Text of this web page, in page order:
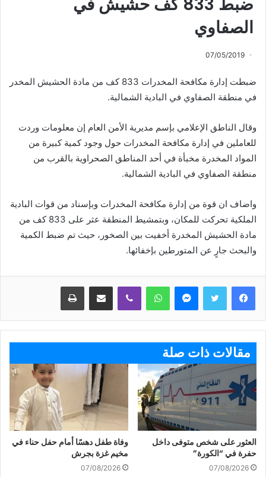
ضبط 833 كف حشيش في
الصفاوي
07/05/2019
ضبطت إدارة مكافحة المخدرات 833 كف من مادة الحشيش المخدر
في منطقة الصفاوي في البادية الشمالية.
وقال الناطق الإعلامي بإسم مديرية الأمن العام إن معلومات وردت
للعاملين في إدارة مكافحة المخدرات حول وجود كمية كبيرة من
المواد المخدرة مخبأة في أحد المناطق الصحراوية بالقرب من
منطقة الصفاوي في البادية الشمالية.
واضاف ان قوة من إدارة مكافحة المخدرات وبإسناد من قوات البادية
الملكية تحركت للمكان، وبتمشيط المنطقة عثر على 833 كف من
مادة الحشيش المخدرة أخفيت بين الصخور، حيث تم ضبط الكمية
والبحث جارٍ عن المتورطين بإخفائها.
ماسنجر واتساب ڤايبر مشاركة عبر البريد طباعة
مقالات ذات صلة
العثور على شخص متوفى داخل
حفرة في “الكورة”
07/08/2026
وفاة طفل دهسًا أمام حفل حناء في
مخيم غزة بجرش
07/08/2026